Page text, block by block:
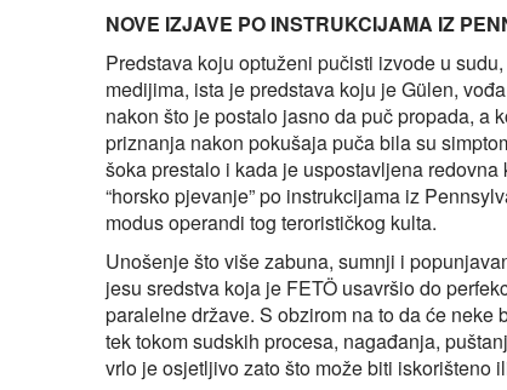
NOVE IZJAVE PO INSTRUKCIJAMA IZ
Predstava koju optuženi pučisti izvode u
medijima, ista je predstava koju je Gülen,
nakon što je postalo jasno da puč propada, a
priznanja nakon pokušaja puča bila su
šoka prestalo i kada je uspostavljena
“horsko pjevanje” po instrukcijama iz
modus operandi tog terorističkog kulta.
Unošenje što više zabuna, sumnji i
jesu sredstva koja je FETÖ usavršio do
paralelne države. S obzirom na to da će
tek tokom sudskih procesa, nagađanja,
vrlo je osjetljivo zato što može biti iskorišteno